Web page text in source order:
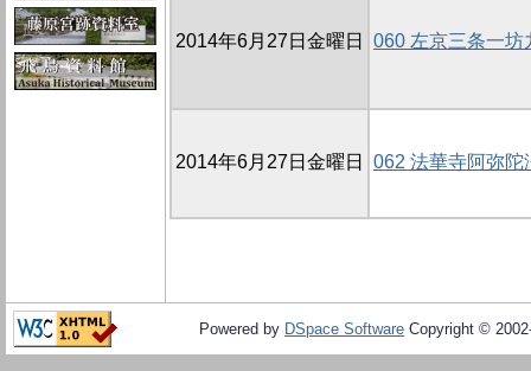
2014年6月27日金曜日 060 左京三条一坊
2014年6月27日金曜日 062 法華寺阿弥陀
Powered by DSpace Software Copyright ©